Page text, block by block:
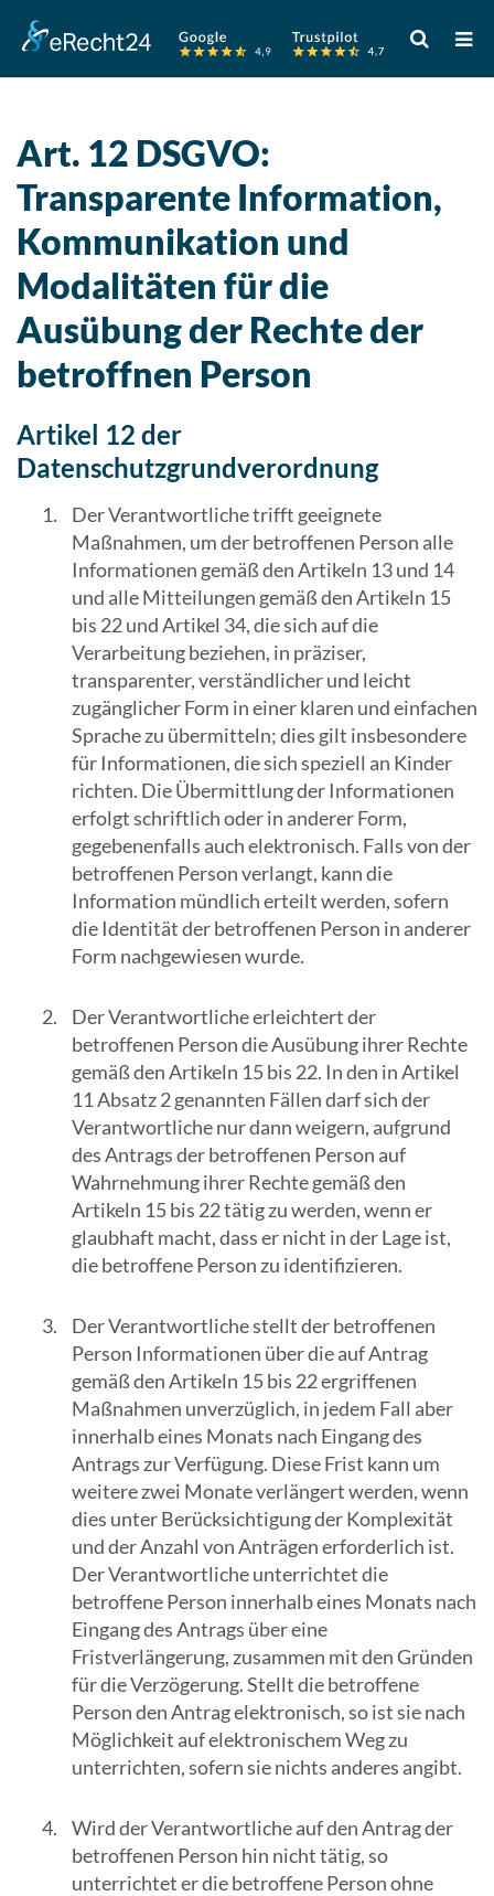
Verwende
die
Pfeile
unten,
um
zu
gelangen.
Benutzer
können
Touch-
und
verwenden.
Art. 12 DSGVO:
Transparente Information,
Kommunikation und
Modalitäten für die
Ausübung der Rechte der
betroffnen Person
Artikel 12 der
Datenschutzgrundverordnung
Der Verantwortliche trifft geeignete
Maßnahmen, um der betroffenen Person alle
Informationen gemäß den Artikeln 13 und 14
und alle Mitteilungen gemäß den Artikeln 15
bis 22 und Artikel 34, die sich auf die
Verarbeitung beziehen, in präziser,
transparenter, verständlicher und leicht
zugänglicher Form in einer klaren und einfachen
Sprache zu übermitteln; dies gilt insbesondere
für Informationen, die sich speziell an Kinder
richten. Die Übermittlung der Informationen
erfolgt schriftlich oder in anderer Form,
gegebenenfalls auch elektronisch. Falls von der
betroffenen Person verlangt, kann die
Information mündlich erteilt werden, sofern
die Identität der betroffenen Person in anderer
Form nachgewiesen wurde.
Der Verantwortliche erleichtert der
betroffenen Person die Ausübung ihrer Rechte
gemäß den Artikeln 15 bis 22. In den in Artikel
11 Absatz 2 genannten Fällen darf sich der
Verantwortliche nur dann weigern, aufgrund
des Antrags der betroffenen Person auf
Wahrnehmung ihrer Rechte gemäß den
Artikeln 15 bis 22 tätig zu werden, wenn er
glaubhaft macht, dass er nicht in der Lage ist,
die betroffene Person zu identifizieren.
Der Verantwortliche stellt der betroffenen
Person Informationen über die auf Antrag
gemäß den Artikeln 15 bis 22 ergriffenen
Maßnahmen unverzüglich, in jedem Fall aber
innerhalb eines Monats nach Eingang des
Antrags zur Verfügung. Diese Frist kann um
weitere zwei Monate verlängert werden, wenn
dies unter Berücksichtigung der Komplexität
und der Anzahl von Anträgen erforderlich ist.
Der Verantwortliche unterrichtet die
betroffene Person innerhalb eines Monats nach
Eingang des Antrags über eine
Fristverlängerung, zusammen mit den Gründen
für die Verzögerung. Stellt die betroffene
Person den Antrag elektronisch, so ist sie nach
Möglichkeit auf elektronischem Weg zu
unterrichten, sofern sie nichts anderes angibt.
Wird der Verantwortliche auf den Antrag der
betroffenen Person hin nicht tätig, so
unterrichtet er die betroffene Person ohne